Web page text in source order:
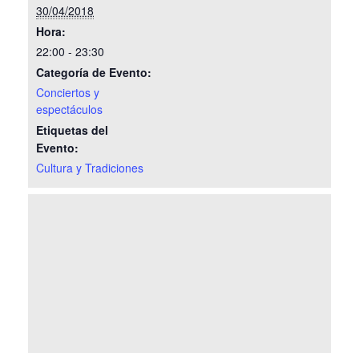
30/04/2018
Hora:
22:00 - 23:30
Categoría de Evento:
Conciertos y
espectáculos
Etiquetas del
Evento:
Cultura y Tradiciones